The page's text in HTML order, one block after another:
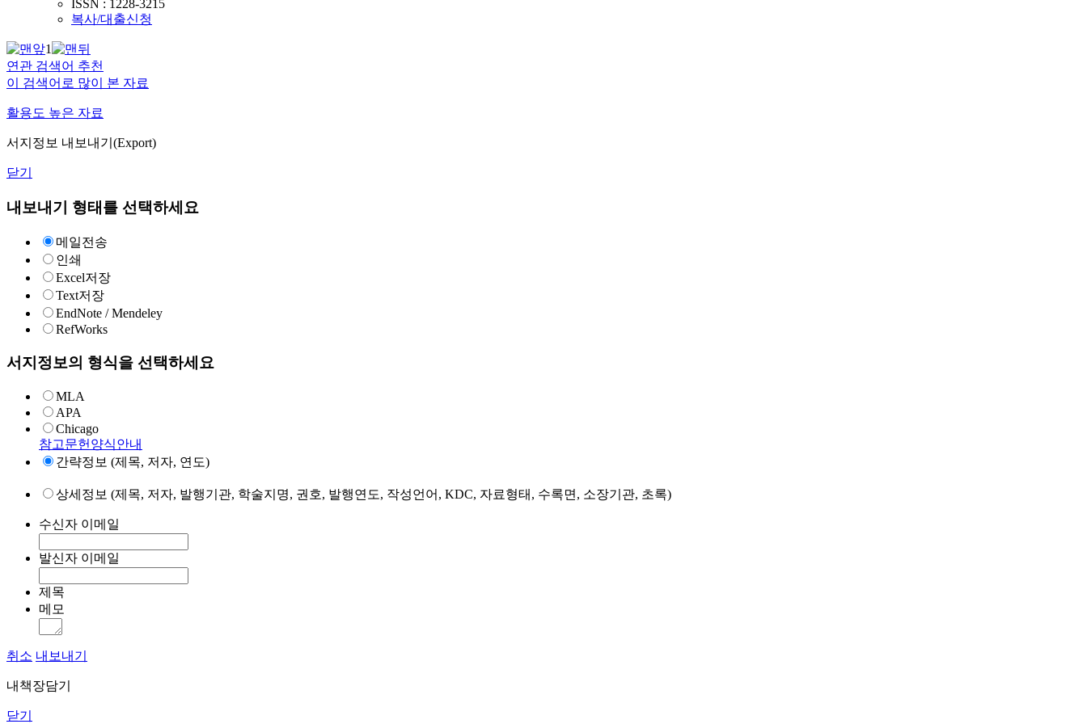
ISSN : 1228-3215
복사/대출신청
1
연관 검색어 추천
이 검색어로 많이 본 자료
활용도 높은 자료
서지정보 내보내기(Export)
닫기
내보내기 형태를 선택하세요
메일전송
인쇄
Excel저장
Text저장
EndNote / Mendeley
RefWorks
서지정보의 형식을 선택하세요
MLA
APA
Chicago
참고문헌양식안내
간략정보 (제목, 저자, 연도)
상세정보 (제목, 저자, 발행기관, 학술지명, 권호, 발행연도, 작성언어, KDC, 자료형태, 수록면, 소장기관, 초록)
수신자 이메일
발신자 이메일
제목
메모
취소 내보내기
내책장담기
닫기